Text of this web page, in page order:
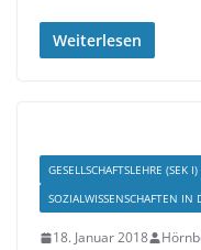
Weiterlesen
GESELLSCHAFTSLEHRE (SEK I)
SOZIALWISSENSCHAFTEN IN
18. Januar 2018